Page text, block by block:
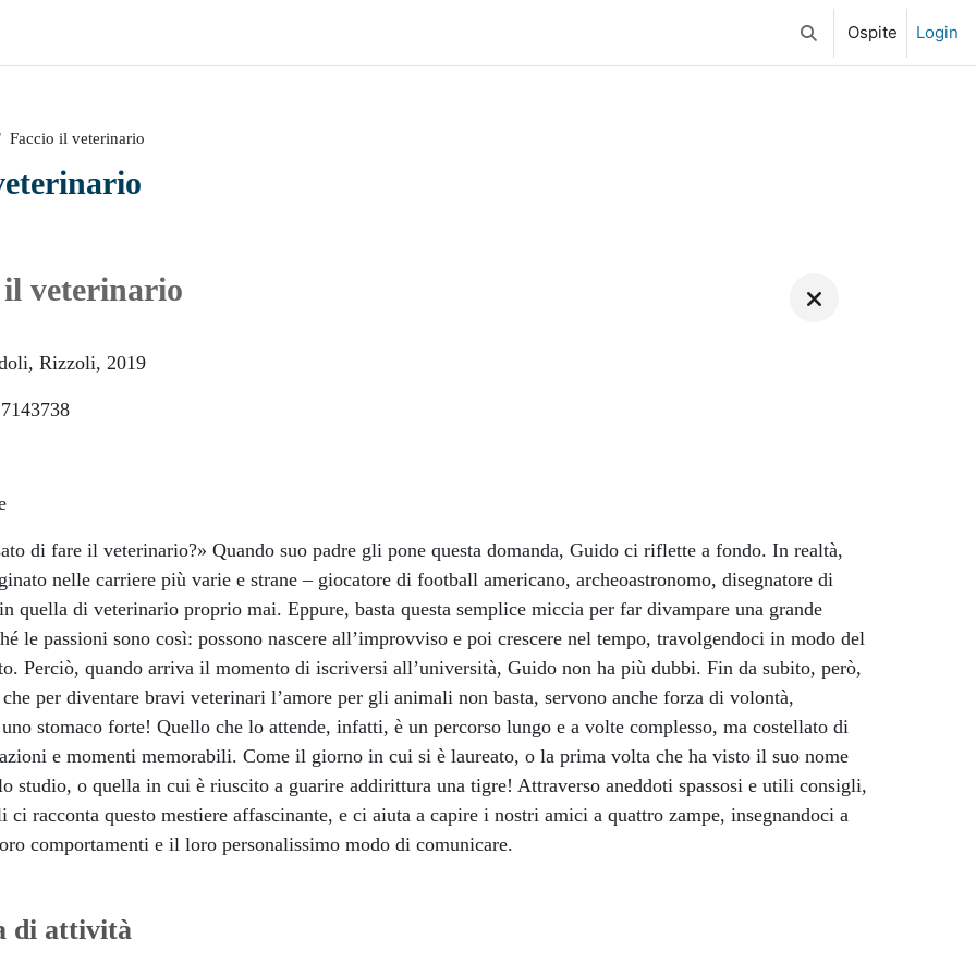
Attiva/disattiva input
Ospite Login
Faccio il veterinario
il veterinario
Rizzoli, 2019
di fare il veterinario?» Quando suo padre gli pone questa domanda, Guido ci riflette a fondo. In realtà,
nelle carriere più varie e strane – giocatore di football americano, archeoastronomo, disegnatore di
quella di veterinario proprio mai. Eppure, basta questa semplice miccia per far divampare una grande
le passioni sono così: possono nascere all’improvviso e poi crescere nel tempo, travolgendoci in modo del
Perciò, quando arriva il momento di iscriversi all’università, Guido non ha più dubbi. Fin da subito, però,
per diventare bravi veterinari l’amore per gli animali non basta, servono anche forza di volontà,
stomaco forte! Quello che lo attende, infatti, è un percorso lungo e a volte complesso, ma costellato di
e momenti memorabili. Come il giorno in cui si è laureato, o la prima volta che ha visto il suo nome
studio, o quella in cui è riuscito a guarire addirittura una tigre! Attraverso aneddoti spassosi e utili consigli,
ci racconta questo mestiere affascinante, e ci aiuta a capire i nostri amici a quattro zampe, insegnandoci a
comportamenti e il loro personalissimo modo di comunicare.
di attività